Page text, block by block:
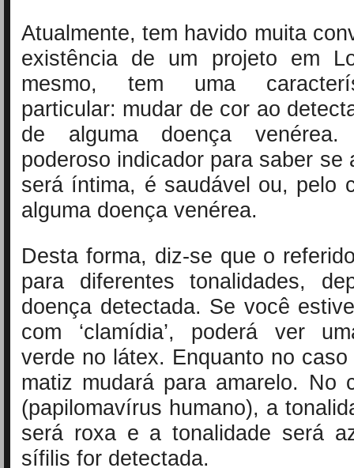
Atualmente, tem havido muita
existência de um projeto em
mesmo, tem uma
particular: mudar de cor ao
de alguma doença
poderoso indicador para saber se
será íntima, é saudável ou, pelo
alguma doença venérea.
Desta forma, diz-se que o
para diferentes tonalidades,
doença detectada. Se você
com ‘clamídia’, poderá ver
verde no látex. Enquanto no caso
matiz mudará para amarelo. No
(papilomavírus humano), a
será roxa e a tonalidade será
sífilis for detectada.